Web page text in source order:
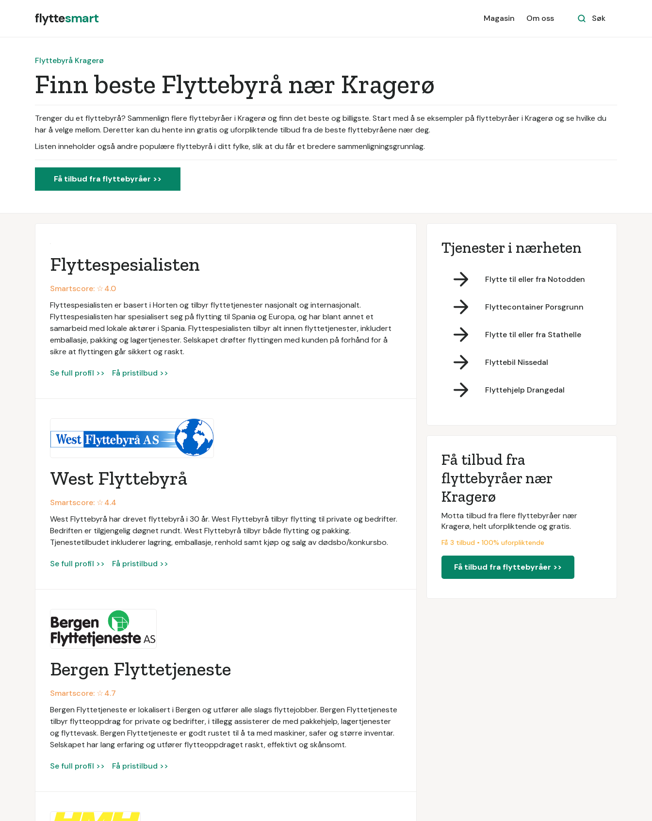
flyttesmart Magasin Om oss Søk
Flyttebyrå Kragerø
Finn beste Flyttebyrå nær Kragerø
Trenger du et flyttebyrå? Sammenlign flere flyttebyråer i Kragerø og finn det beste og billigste. Start med å se eksempler på flyttebyråer i Kragerø og se hvilke du
har å velge mellom. Deretter kan du hente inn gratis og uforpliktende tilbud fra de beste flyttebyråene nær deg.
Listen inneholder også andre populære flyttebyrå i ditt fylke, slik at du får et bredere sammenligningsgrunnlag.
Få tilbud fra flyttebyråer >>
Flyttespesialisten
Smartscore: ☆4.0
Flyttespesialisten er basert i Horten og tilbyr flyttetjenester nasjonalt og internasjonalt.
Flyttespesialisten har spesialisert seg på flytting til Spania og Europa, og har blant annet et
samarbeid med lokale aktører i Spania. Flyttespesialisten tilbyr alt innen flyttetjenester, inkludert
emballasje, pakking og lagertjenester. Selskapet drøfter flyttingen med kunden på forhånd for å
sikre at flyttingen går sikkert og raskt.
Se full profil >> Få pristilbud >>
West Flyttebyrå
Smartscore: ☆4.4
West Flyttebyrå har drevet flyttebyrå i 30 år. West Flyttebyrå tilbyr flytting til private og bedrifter.
Bedriften er tilgjengelig døgnet rundt. West Flyttebyrå tilbyr både flytting og pakking.
Tjenestetilbudet inkluderer lagring, emballasje, renhold samt kjøp og salg av dødsbo/konkursbo.
Se full profil >> Få pristilbud >>
Bergen Flyttetjeneste
Smartscore: ☆4.7
Bergen Flyttetjeneste er lokalisert i Bergen og utfører alle slags flyttejobber. Bergen Flyttetjeneste
tilbyr flytteoppdrag for private og bedrifter, i tillegg assisterer de med pakkehjelp, lagertjenester
og flyttevask. Bergen Flyttetjeneste er godt rustet til å ta med maskiner, safer og større inventar.
Selskapet har lang erfaring og utfører flytteoppdraget raskt, effektivt og skånsomt.
Se full profil >> Få pristilbud >>
Tjenester i nærheten
Flytte til eller fra Notodden
Flyttecontainer Porsgrunn
Flytte til eller fra Stathelle
Flyttebil Nissedal
Flyttehjelp Drangedal
Få tilbud fra
flyttebyråer nær
Kragerø
Motta tilbud fra flere flyttebyråer nær
Kragerø, helt uforpliktende og gratis.
Få 3 tilbud • 100% uforpliktende
Få tilbud fra flyttebyråer >>